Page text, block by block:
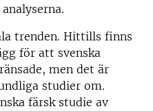
trenden. Hittills finns
för att svenska
men det är
studier om.
färsk studie av